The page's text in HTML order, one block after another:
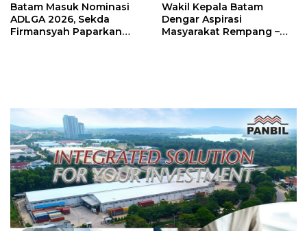
Batam Masuk Nominasi
ADLGA 2026, Sekda
Firmansyah Paparkan
Wakil Kepala Batam
Dengar Aspirasi
Masyarakat Rempang –